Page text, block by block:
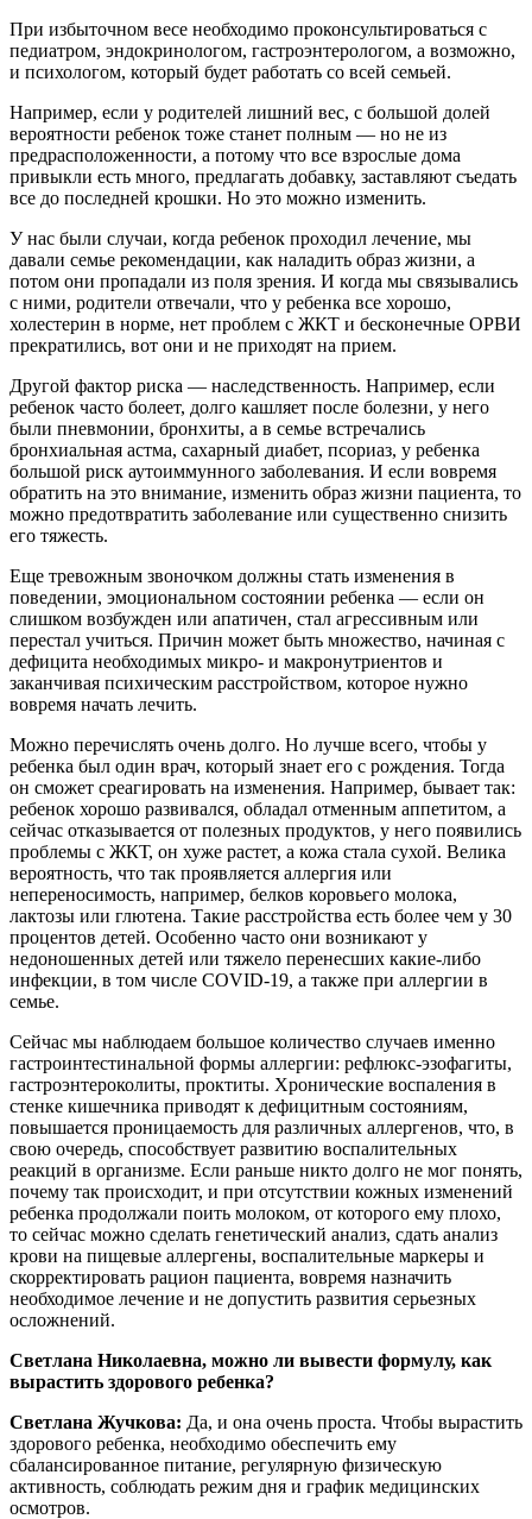
При избыточном весе необходимо проконсультироваться с
педиатром, эндокринологом, гастроэнтерологом, а возможно,
и психологом, который будет работать со всей семьей.
Например, если у родителей лишний вес, с большой долей
вероятности ребенок тоже станет полным — но не из
предрасположенности, а потому что все взрослые дома
привыкли есть много, предлагать добавку, заставляют съедать
все до последней крошки. Но это можно изменить.
У нас были случаи, когда ребенок проходил лечение, мы
давали семье рекомендации, как наладить образ жизни, а
потом они пропадали из поля зрения. И когда мы связывались
с ними, родители отвечали, что у ребенка все хорошо,
холестерин в норме, нет проблем с ЖКТ и бесконечные ОРВИ
прекратились, вот они и не приходят на прием.
Другой фактор риска — наследственность. Например, если
ребенок часто болеет, долго кашляет после болезни, у него
были пневмонии, бронхиты, а в семье встречались
бронхиальная астма, сахарный диабет, псориаз, у ребенка
большой риск аутоиммунного заболевания. И если вовремя
обратить на это внимание, изменить образ жизни пациента, то
можно предотвратить заболевание или существенно снизить
его тяжесть.
Еще тревожным звоночком должны стать изменения в
поведении, эмоциональном состоянии ребенка — если он
слишком возбужден или апатичен, стал агрессивным или
перестал учиться. Причин может быть множество, начиная с
дефицита необходимых микро- и макронутриентов и
заканчивая психическим расстройством, которое нужно
вовремя начать лечить.
Можно перечислять очень долго. Но лучше всего, чтобы у
ребенка был один врач, который знает его с рождения. Тогда
он сможет среагировать на изменения. Например, бывает так:
ребенок хорошо развивался, обладал отменным аппетитом, а
сейчас отказывается от полезных продуктов, у него появились
проблемы с ЖКТ, он хуже растет, а кожа стала сухой. Велика
вероятность, что так проявляется аллергия или
непереносимость, например, белков коровьего молока,
лактозы или глютена. Такие расстройства есть более чем у 30
процентов детей. Особенно часто они возникают у
недоношенных детей или тяжело перенесших какие-либо
инфекции, в том числе COVID-19, а также при аллергии в
семье.
Сейчас мы наблюдаем большое количество случаев именно
гастроинтестинальной формы аллергии: рефлюкс-эзофагиты,
гастроэнтероколиты, проктиты. Хронические воспаления в
стенке кишечника приводят к дефицитным состояниям,
повышается проницаемость для различных аллергенов, что, в
свою очередь, способствует развитию воспалительных
реакций в организме. Если раньше никто долго не мог понять,
почему так происходит, и при отсутствии кожных изменений
ребенка продолжали поить молоком, от которого ему плохо,
то сейчас можно сделать генетический анализ, сдать анализ
крови на пищевые аллергены, воспалительные маркеры и
скорректировать рацион пациента, вовремя назначить
необходимое лечение и не допустить развития серьезных
осложнений.
Светлана Николаевна, можно ли вывести формулу, как
вырастить здорового ребенка?
Светлана Жучкова: Да, и она очень проста. Чтобы вырастить
здорового ребенка, необходимо обеспечить ему
сбалансированное питание, регулярную физическую
активность, соблюдать режим дня и график медицинских
осмотров.